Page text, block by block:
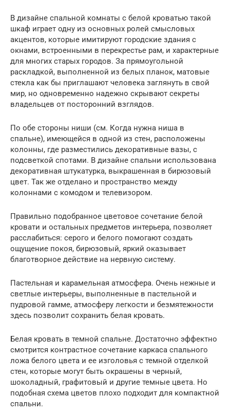
В дизайне спальной комнаты с белой кроватью такой
шкаф играет одну из основных ролей смысловых
акцентов, которые имитируют городские здания с
окнами, встроенными в перекрестье рам, и характерные
для многих старых городов. За прямоугольной
раскладкой, выполненной из белых планок, матовые
стекла как бы приглашают человека заглянуть в свой
мир, но одновременно надежно скрывают секреты
владельцев от посторонний взглядов.
По обе стороны ниши (см. Когда нужна ниша в
спальне), имеющейся в одной из стен, расположены
колонны, где разместились декоративные вазы, с
подсветкой спотами. В дизайне спальни использована
декоративная штукатурка, выкрашенная в бирюзовый
цвет. Так же отделано и пространство между
колоннами с комодом и телевизором.
Правильно подобранное цветовое сочетание белой
кровати и остальных предметов интерьера, позволяет
расслабиться: серого и белого помогают создать
ощущение покоя, бирюзовый, яркий оказывает
благотворное действие на нервную систему.
Пастельная и карамельная атмосфера. Очень нежные и
светлые интерьеры, выполненные в пастельной и
пудровой гамме, атмосферу легкости и безмятежности
здесь позволит сохранить белая кровать.
Белая кровать в темной спальне. Достаточно эффектно
смотрится контрастное сочетание каркаса спального
ложа белого цвета и ее изголовья с темной отделкой
стен, которые могут быть окрашены в черный,
шоколадный, графитовый и другие темные цвета. Но
подобная схема цветов плохо подходит для компактной
спальни.